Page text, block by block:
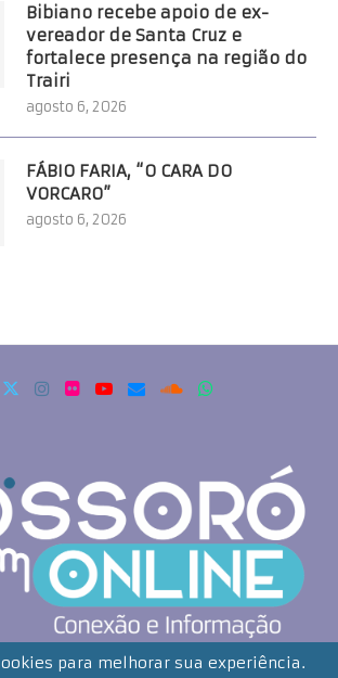
Bibiano recebe apoio de ex-
vereador de Santa Cruz e
fortalece presença na região do
Trairi
agosto 6, 2026
FÁBIO FARIA, “O CARA DO
VORCARO”
agosto 6, 2026
os direitos reservados. Mossoró Online
para melhorar sua experiência.